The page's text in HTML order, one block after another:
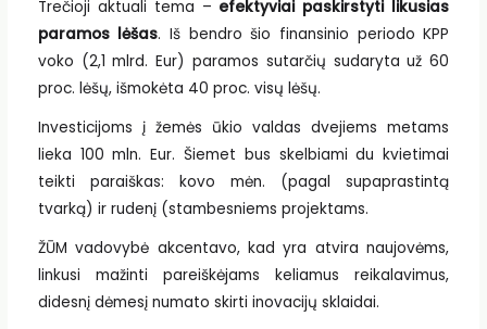
Trečioji aktuali tema – efektyviai paskirstyti likusias
paramos lėšas. Iš bendro šio finansinio periodo KPP
voko (2,1 mlrd. Eur) paramos sutarčių sudaryta už 60
proc. lėšų, išmokėta 40 proc. visų lėšų.
Investicijoms į žemės ūkio valdas dvejiems metams
lieka 100 mln. Eur. Šiemet bus skelbiami du kvietimai
teikti paraiškas: kovo mėn. (pagal supaprastintą
tvarką) ir rudenį (stambesniems projektams.
ŽŪM vadovybė akcentavo, kad yra atvira naujovėms,
linkusi mažinti pareiškėjams keliamus reikalavimus,
didesnį dėmesį numato skirti inovacijų sklaidai.